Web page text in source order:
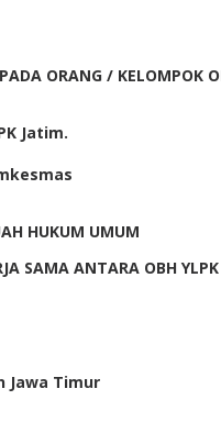
ORANG / KELOMPOK
Jatim.
HUKUM UMUM
SAMA ANTARA OBH
Jawa Timur